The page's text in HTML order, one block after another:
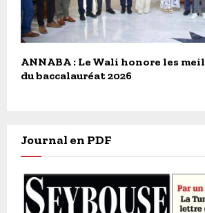
ANNABA : Le Wali honore les
du baccalauréat 2026
Journal en PDF